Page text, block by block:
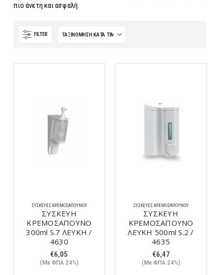
πιο άνετη και ασφαλή.
FILTER
ΣΥΣΚΕΥΈΣ ΚΡΕΜΟΣΆΠΟΥΝΟΥ
ΣΥΣΚΕΥΗ
ΚΡΕΜΟΣΑΠΟΥΝΟ
300ml S.7 ΛΕΥΚΗ /
4630
€6,05
(Με ΦΠΑ 24%)
ΣΥΣΚΕΥΈΣ ΚΡΕΜΟΣΆΠΟΥΝΟΥ
ΣΥΣΚΕΥΗ
ΚΡΕΜΟΣΑΠΟΥΝΟ
ΛΕΥΚΗ 500ml S.2 /
4635
€6,47
(Με ΦΠΑ 24%)